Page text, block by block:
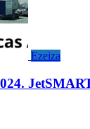
Ezeiza